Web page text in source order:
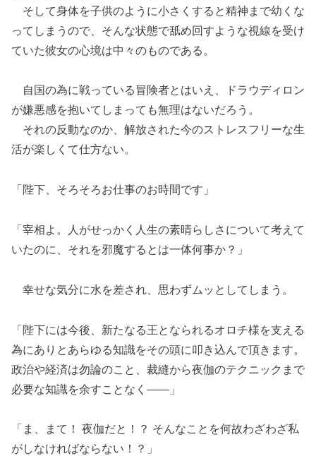
そして身体を子供のように小さくすると精神まで幼くな
ってしまうので、そんな状態で舐め回すような視線を受け
ていた彼女の心境は中々のものである。
自国の為に戦っている冒険者とはいえ、ドラウディロン
が嫌悪感を抱いてしまっても無理はないだろう。
それの反動なのか、解放された今のストレスフリーな生
活が楽しくて仕方ない。
「陛下、そろそろお仕事のお時間です」
「宰相よ。人がせっかく人生の素晴らしさについて考えて
いたのに、それを邪魔するとは一体何事か？」
幸せな気分に水を差され、思わずムッとしてしまう。
「陛下には今後、新たなる王となられるオロチ様を支える
為にありとあらゆる知識をその頭に叩き込んで頂きます。
政治や経済は勿論のこと、裁縫から夜伽のテクニックまで
必要な知識を余すことなく――」
「ま、まて！ 夜伽だと！？ そんなことを何故わざわざ私
がしなければならない！？」